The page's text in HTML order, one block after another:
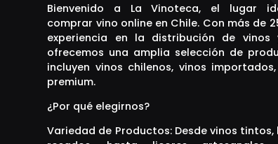
Bienvenido a La Vinoteca, el lugar
comprar vino online en Chile. Con más de
experiencia en la distribución de vinos
ofrecemos una amplia selección de
incluyen vinos chilenos, vinos
premium.
¿Por qué elegirnos?
Variedad de Productos: Desde vinos tintos,